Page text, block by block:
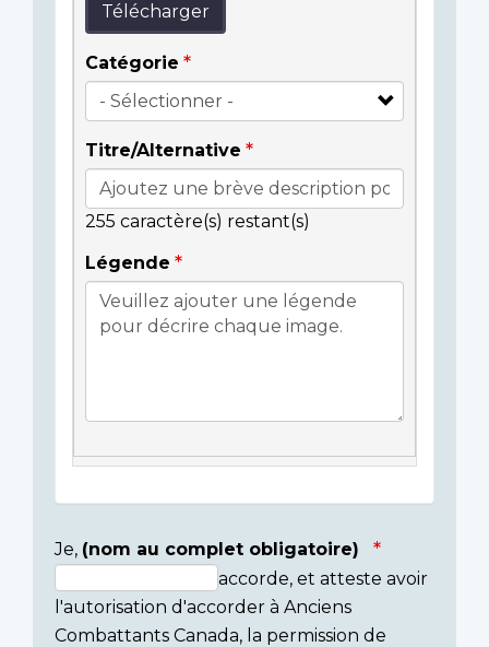
Télécharger
Catégorie
Titre/Alternative
255 caractère(s) restant(s)
Légende
Consent
section
Je, (nom au complet obligatoire)
accorde, et atteste avoir
l'autorisation d'accorder à Anciens
Combattants Canada, la permission de